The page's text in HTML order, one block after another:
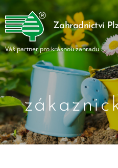
Zahradnictví
Váš partner pro krásnou zahradu ....